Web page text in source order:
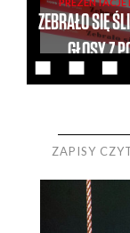
ZEBRAŁO SIĘ
GŁOSY Z
Artur
ZAPISY